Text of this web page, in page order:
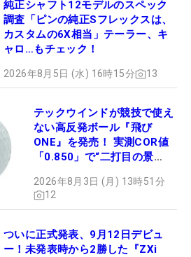
純正シャフト12モデルのスペック
調査「ピンの純正Sフレックスは、
カスタムの6X相当」テーラー、キ
ャロ…もチェック！
2026年8月5日 (水) 16時15分 13
テックウインドが競技で使え
ない高反発ボール『飛び
ONE』を発売！ 実測COR値
「0.850」で“二打目の景
2026年8月3日 (月) 13時51分
12
ついに正式発表、9月12日デビュ
ー！未発表時から2勝した『ZXi